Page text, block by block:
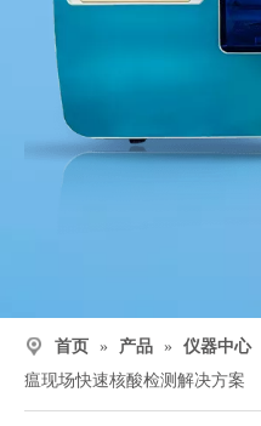
首页 » 产品 » 仪器中心
瘟现场快速核酸检测解决方案